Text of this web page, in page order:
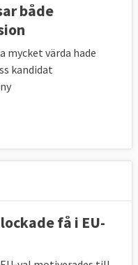
både
mycket värda hade
kandidat
få i EU-